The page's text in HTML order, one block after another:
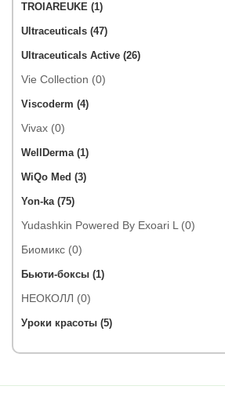
TROIAREUKE (1)
Ultraceuticals (47)
Ultraceuticals Active (26)
Vie Collection (0)
Viscoderm (4)
Vivax (0)
WellDerma (1)
WiQo Med (3)
Yon-ka (75)
Yudashkin Powered By Exoari L (0)
Биомикс (0)
Бьюти-боксы (1)
НЕОКОЛЛ (0)
Уроки красоты (5)